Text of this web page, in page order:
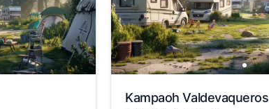
Kampaoh Valdevaqueros